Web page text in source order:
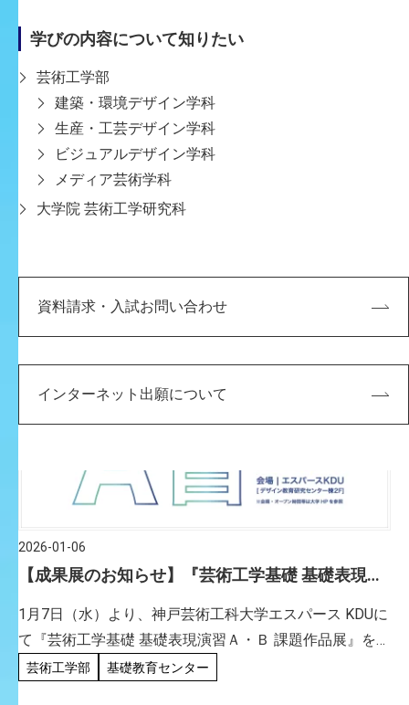
学びの内容について知りたい
芸術工学部
建築・環境デザイン学科
生産・工芸デザイン学科
ビジュアルデザイン学科
メディア芸術学科
大学院 芸術工学研究科
資料請求・入試お問い合わせ
インターネット出願について
2026-01-06
【成果展のお知らせ】『芸術工学基礎 基礎表現演
1月7日（水）より、神戸芸術工科大学エスパース KDUに
て『芸術工学基礎 基礎表現演習Ａ・Ｂ 課題作品展』を開
催いたします。お近くにお越しの際は、是非お立ち寄り
芸術工学部 基礎教育センター